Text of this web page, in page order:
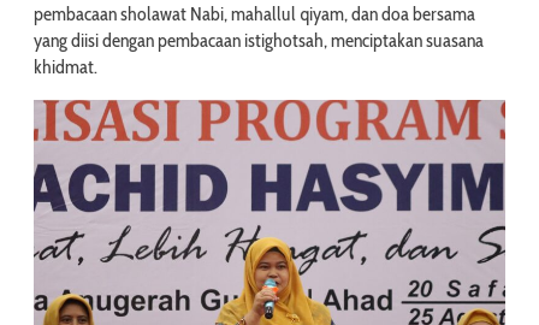
pembacaan sholawat Nabi, mahallul qiyam, dan doa bersama
yang diisi dengan pembacaan istighotsah, menciptakan suasana
khidmat.